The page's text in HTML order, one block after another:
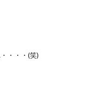
・・・(笑)